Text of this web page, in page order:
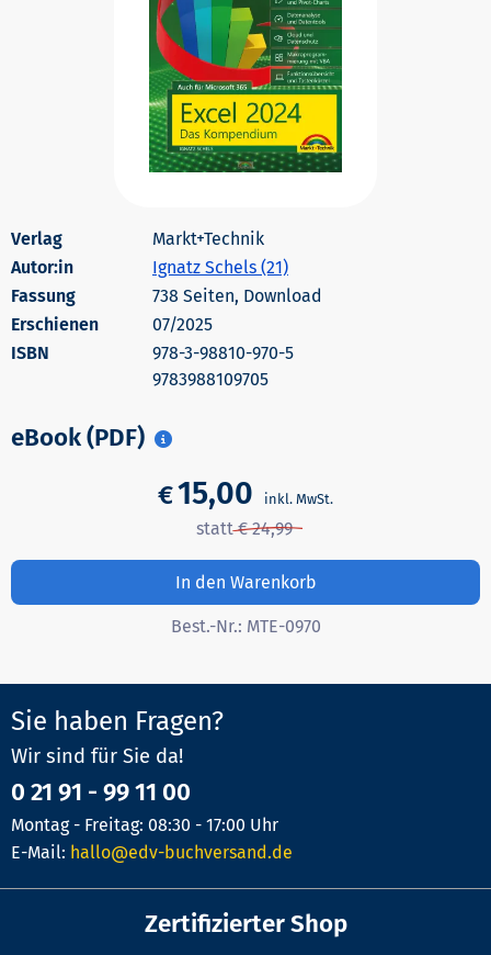
Markt+Technik
Autor:in
Ignatz Schels (21)
738 Seiten, Download
Erschienen
07/2025
978-3-98810-970-5
9783988109705
eBook (PDF)
€15,00
In den Warenkorb
Best.-Nr.: MTE-0970
Sie haben Fragen?
Wir sind für Sie da!
0 21 91 - 99 11 00
Montag - Freitag: 08:30 - 17:00 Uhr
E-Mail: hallo@edv-buchversand.de
Zertifizierter Shop